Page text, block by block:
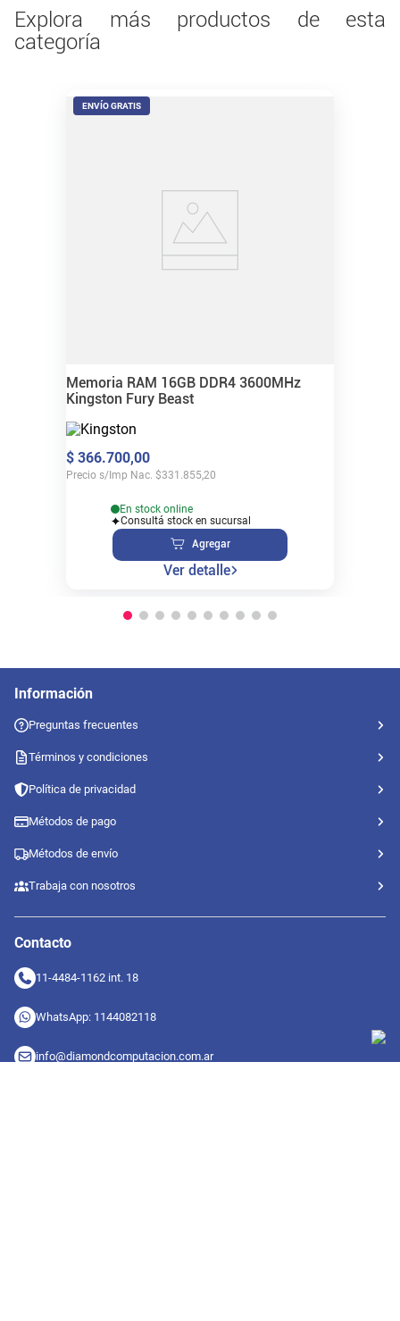
compatibilidad con el resto del equipo.
Explora más productos de esta
categoría
ENVÍO GRATIS
Memoria RAM 16GB DDR4 3600MHz
Kingston Fury Beast
$ 366.700,00
Precio s/Imp Nac. $331.855,20
En stock online
Consultá stock en sucursal
Agregar
Ver detalle
Información
Preguntas frecuentes
Términos y condiciones
Política de privacidad
Métodos de pago
Métodos de envío
Trabaja con nosotros
Contacto
11-4484-1162 int. 18
WhatsApp: 1144082118
info@diamondcomputacion.com.ar